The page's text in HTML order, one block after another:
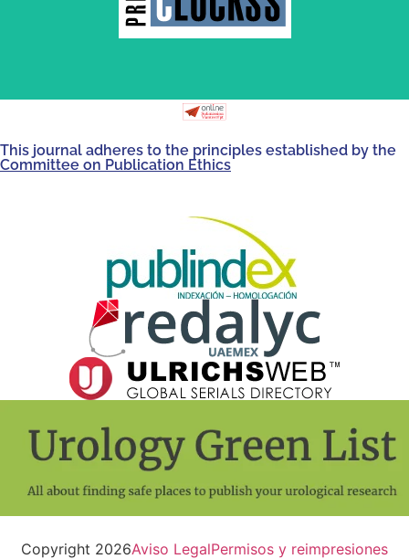
This journal adheres to the principles established by the
Committee on Publication Ethics
Copyright 2026Aviso LegalPermisos y reimpresiones